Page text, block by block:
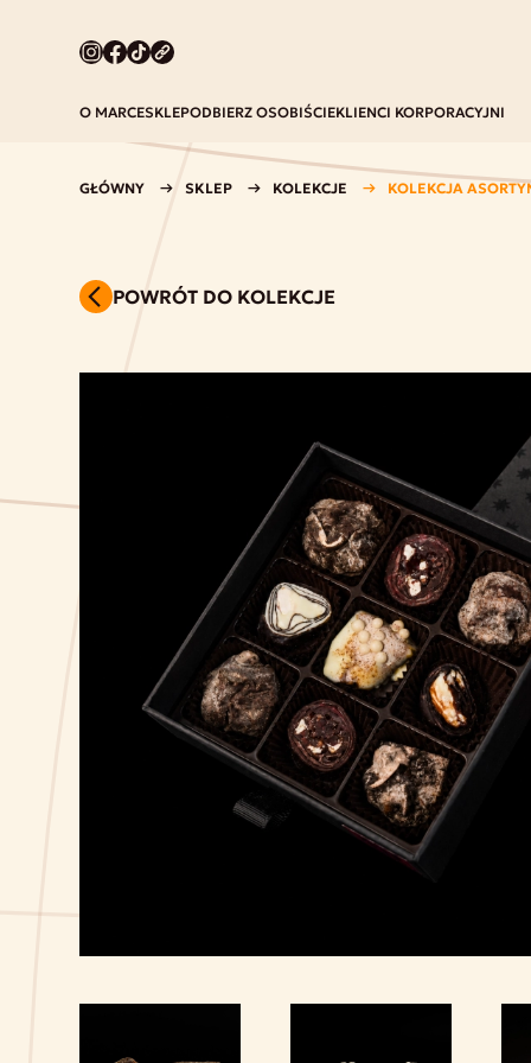
O MARCESKLEPODBIERZ OSOBIŚCIEKLIENCI KORPORACYJNI
GŁÓWNY SKLEP KOLEKCJE KOLEKCJA
POWRÓT DO KOLEKCJE